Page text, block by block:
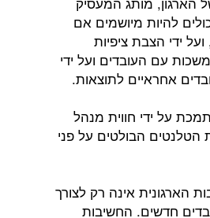
להיות מיושמים אם
ידי הצבת ציפיות
עם העובדים ועל ידי
אחראיים לתוצאות.
על ידי חווית מנהל
הבולטים על פני
הארגונית אינה רק לצורך
חדשים. החשיבות